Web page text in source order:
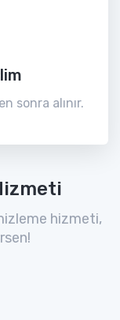
sonra alınır.
hizmeti,